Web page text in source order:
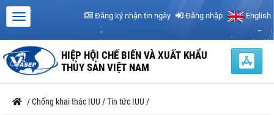
Đăng ký nhận tin ngày Đăng nhập English
HIỆP HỘI CHẾ BIẾN VÀ XUẤT KHẨU
THỦY SẢN VIỆT NAM
/Chống khai thác IUU /Tin tức IUU /